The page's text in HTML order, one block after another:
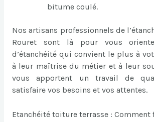
bitume coulé.
Nos artisans professionnels de
Rouret sont là pour vous
d’étanchéité qui convient le plus à
à leur maîtrise du métier et à leur
vous apportent un travail de
satisfaire vos besoins et vos attentes.
Etanchéité toiture terrasse : Comment